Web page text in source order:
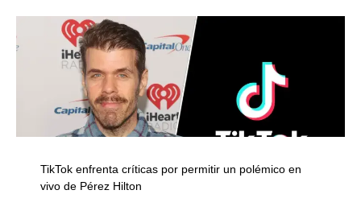
TikTok enfrenta críticas por permitir un polémico en
vivo de Pérez Hilton